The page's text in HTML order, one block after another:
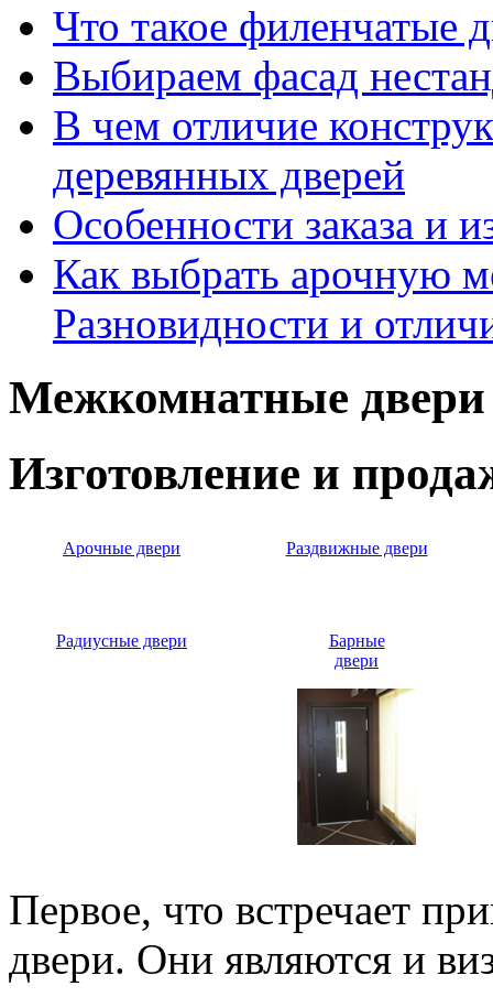
Что такое филенчатые
Выбираем фасад
В чем отличие
деревянных дверей
Особенности заказа и
Как выбрать арочную
Разновидности и
Межкомнатные двери
Изготовление и
Арочные двери Раздвижные двери
Радиусные двери
Барные
двери
Первое, что встречает
двери. Они являются и